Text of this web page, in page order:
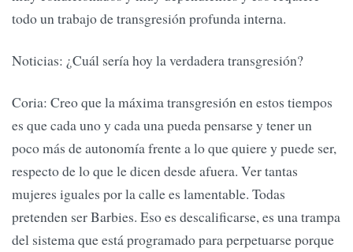
todo un trabajo de transgresión profunda interna.
Noticias: ¿Cuál sería hoy la verdadera transgresión?
Coria: Creo que la máxima transgresión en estos tiempos
es que cada uno y cada una pueda pensarse y tener un
poco más de autonomía frente a lo que quiere y puede ser,
respecto de lo que le dicen desde afuera. Ver tantas
mujeres iguales por la calle es lamentable. Todas
pretenden ser Barbies. Eso es descalificarse, es una trampa
del sistema que está programado para perpetuarse porque